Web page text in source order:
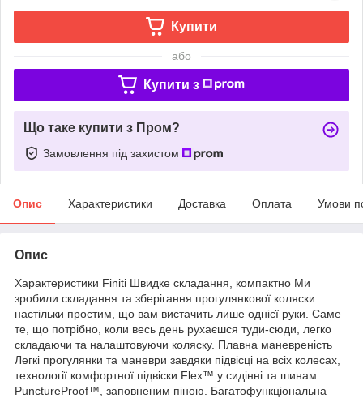
Купити
або
Купити з
Що таке купити з Пром?
Замовлення під захистом
Опис Характеристики Доставка Оплата Умови
Опис
Характеристики Finiti Швидке складання, компактно Ми
зробили складання та зберігання прогулянкової коляски
настільки простим, що вам вистачить лише однієї руки. Саме
те, що потрібно, коли весь день рухаєшся туди-сюди, легко
складаючи та налаштовуючи коляску. Плавна маневреність
Легкі прогулянки та маневри завдяки підвісці на всіх колесах,
технології комфортної підвіски Flex™ у сидінні та шинам
PunctureProof™, заповненим піною. Багатофункціональна